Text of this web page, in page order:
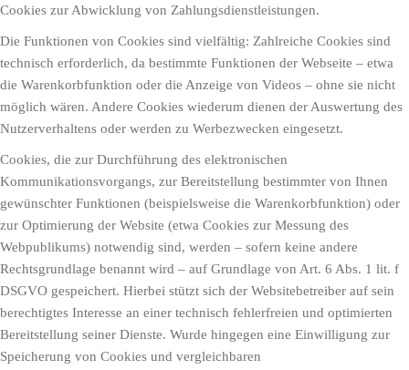
Cookies zur Abwicklung von Zahlungsdienstleistungen.
Die Funktionen von Cookies sind vielfältig: Zahlreiche Cookies sind
technisch erforderlich, da bestimmte Funktionen der Webseite – etwa
die Warenkorbfunktion oder die Anzeige von Videos – ohne sie nicht
möglich wären. Andere Cookies wiederum dienen der Auswertung des
Nutzerverhaltens oder werden zu Werbezwecken eingesetzt.
Cookies, die zur Durchführung des elektronischen
Kommunikationsvorgangs, zur Bereitstellung bestimmter von Ihnen
gewünschter Funktionen (beispielsweise die Warenkorbfunktion) oder
zur Optimierung der Website (etwa Cookies zur Messung des
Webpublikums) notwendig sind, werden – sofern keine andere
Rechtsgrundlage benannt wird – auf Grundlage von Art. 6 Abs. 1 lit. f
DSGVO gespeichert. Hierbei stützt sich der Websitebetreiber auf sein
berechtigtes Interesse an einer technisch fehlerfreien und optimierten
Bereitstellung seiner Dienste. Wurde hingegen eine Einwilligung zur
Speicherung von Cookies und vergleichbaren